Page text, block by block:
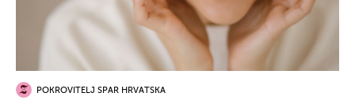
POKROVITELJ SPAR HRVATSKA